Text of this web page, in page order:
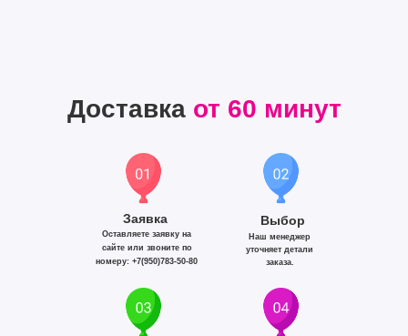
Доставка от 60 минут
Заявка
Оставляете заявку на
сайте или звоните по
номеру: +7(950)783-50-80
Выбор
Наш менеджер
уточняет детали
заказа.